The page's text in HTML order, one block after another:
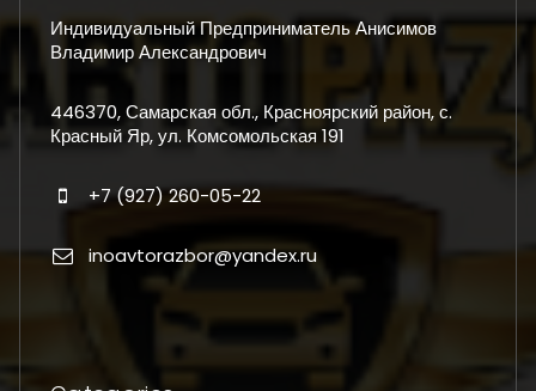
Индивидуальный Предприниматель Анисимов
Владимир Александрович
446370, Самарская обл., Красноярский район, с.
Красный Яр, ул. Комсомольская 191
+7 (927) 260-05-22
inoavtorazbor@yandex.ru